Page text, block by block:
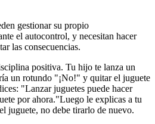
gestionar su propio
el autocontrol, y necesitan hacer
las consecuencias.
positiva. Tu hijo te lanza un
un rotundo "¡No!" y quitar el juguete
"Lanzar juguetes puede hacer
por ahora."Luego le explicas a tu
juguete, no debe tirarlo de nuevo.